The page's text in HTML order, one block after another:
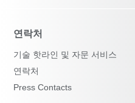
연락처
기술 핫라인 및 자문 서비스
연락처
Press Contacts